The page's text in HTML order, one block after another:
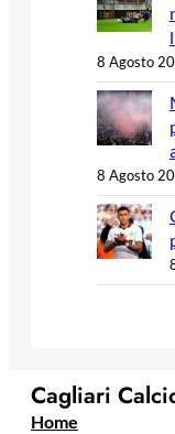
8 Agosto
8 Agosto
Cagliari
Home